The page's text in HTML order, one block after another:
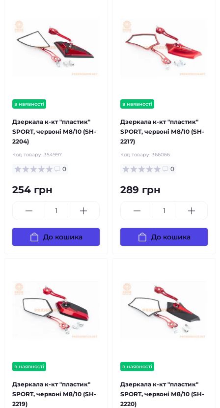
в наявності
Дзеркала к-кт "пластик"
SPORT, червоні М8/10 (SH-
2204)
Код товару: 354997
0
254 грн
До кошика
в наявності
Дзеркала к-кт "пластик"
SPORT, червоні М8/10 (SH-
2217)
Код товару: 366066
0
289 грн
До кошика
в наявності
Дзеркала к-кт "пластик"
SPORT, червоні М8/10 (SH-
2219)
в наявності
Дзеркала к-кт "пластик"
SPORT, червоні М8/10 (SH-
2220)